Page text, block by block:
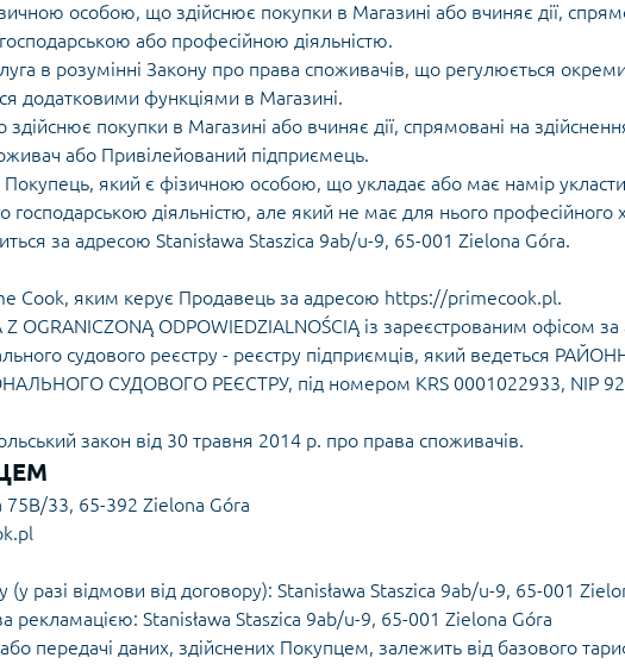
особою, що здійснює покупки в Магазині або вчиняє дії,
або професійною діяльністю.
в розумінні Закону про права споживачів, що регулюється
додатковими функціями в Магазині.
покупки в Магазині або вчиняє дії, спрямовані на
або Привілейований підприємець.
Покупець, який є фізичною особою, що укладає або має намір
господарською діяльністю, але який не має для нього професійного
за адресою Stanisława Staszica 9ab/u-9, 65-001 Zielona Góra.
Cook, яким керує Продавець за адресою https://primecook.pl.
Z OGRANICZONĄ ODPOWIEDZIALNOŚCIĄ із зареєстрованим офісом
судового реєстру - реєстру підприємців, який ведеться
СУДОВОГО РЕЄСТРУ, під номером KRS 0001022933, NIP
закон від 30 травня 2014 р. про права споживачів.
33, 65-392 Zielona Góra
разі відмови від договору): Stanisława Staszica 9ab/u-9, 65-001
рекламацією: Stanisława Staszica 9ab/u-9, 65-001 Zielona Góra
передачі даних, здійснених Покупцем, залежить від базового